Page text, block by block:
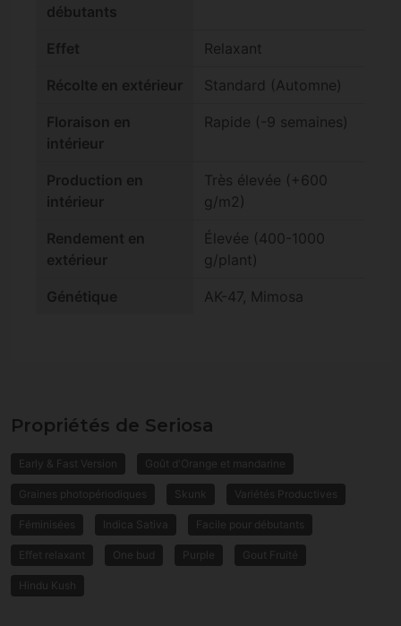
débutants
Effet Relaxant
Récolte en extérieur Standard (Automne)
Floraison en
intérieur
Rapide (-9 semaines)
Production en
intérieur
Très élevée (+600
g/m2)
Rendement en
extérieur
Élevée (400-1000
g/plant)
Génétique AK-47, Mimosa
Propriétés de Seriosa
Early & Fast Version Goût d'Orange et mandarine
Graines photopériodiques Skunk Variétés Productives
Féminisées Indica Sativa Facile pour débutants
Effet relaxant One bud Purple Gout Fruité
Hindu Kush